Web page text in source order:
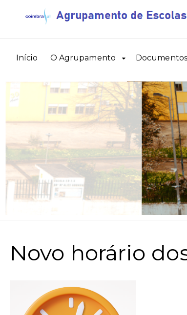
Início O Agrupamento Documentos
Novo horário